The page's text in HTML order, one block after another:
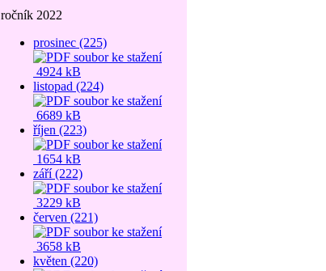
ročník 2022
prosinec (225)
4924 kB
listopad (224)
6689 kB
říjen (223)
1654 kB
září (222)
3229 kB
červen (221)
3658 kB
květen (220)